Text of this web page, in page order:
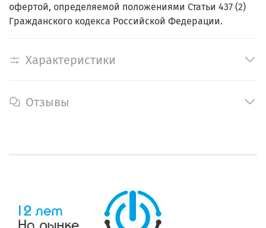
офертой, определяемой положениями Статьи 437 (2)
Гражданского кодекса Российской Федерации.
Характеристики
Отзывы